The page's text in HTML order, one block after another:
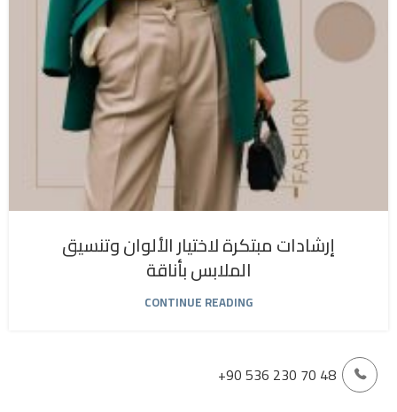
إرشادات مبتكرة لاختيار الألوان وتنسيق
الملابس بأناقة
CONTINUE READING
+90 536 230 70 48